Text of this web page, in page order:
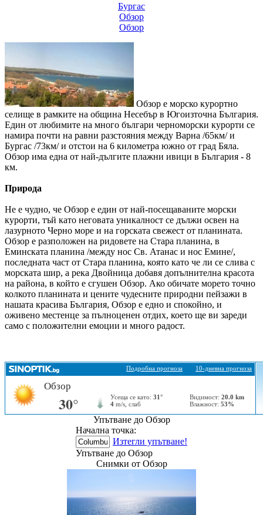
Бургас
Обзор
Обзор
Обзор е морско курортно
селище в рамките на община Несебър в Югоизточна България.
Един от любимите на много българи черноморски курорти се
намира почти на равни разстояния между Варна /65км/ и
Бургас /73км/ и отстои на 6 километра южно от град Бяла.
Обзор има една от най-дългите плажни ивици в България - 8
км.
Природа
Не е чудно, че Обзор е един от най-посещаваните морски
курорти, тъй като неговата уникалност се дължи освен на
лазурното Черно море и на горската свежест от планината.
Обзор е разположен на ридовете на Стара планина, в
Еминската планина /между нос Св. Атанас и нос Емине/,
последната част от Стара планина, която като че ли се слива с
морската шир, а река Двойница добавя допълнителна красота
на района, в който е сгушен Обзор. Ако обичате морето точно
колкото планината и цените чудесните природни пейзажи в
нашата красива България, Обзор е едно и спокойно, и
оживено местенце за пълноценен отдих, което ще ви зареди
само с положителни емоции и много радост.
Упътване до Обзор
Начална точка:
Изтегли упътване!
Упътване до Обзор
Снимки от Обзор